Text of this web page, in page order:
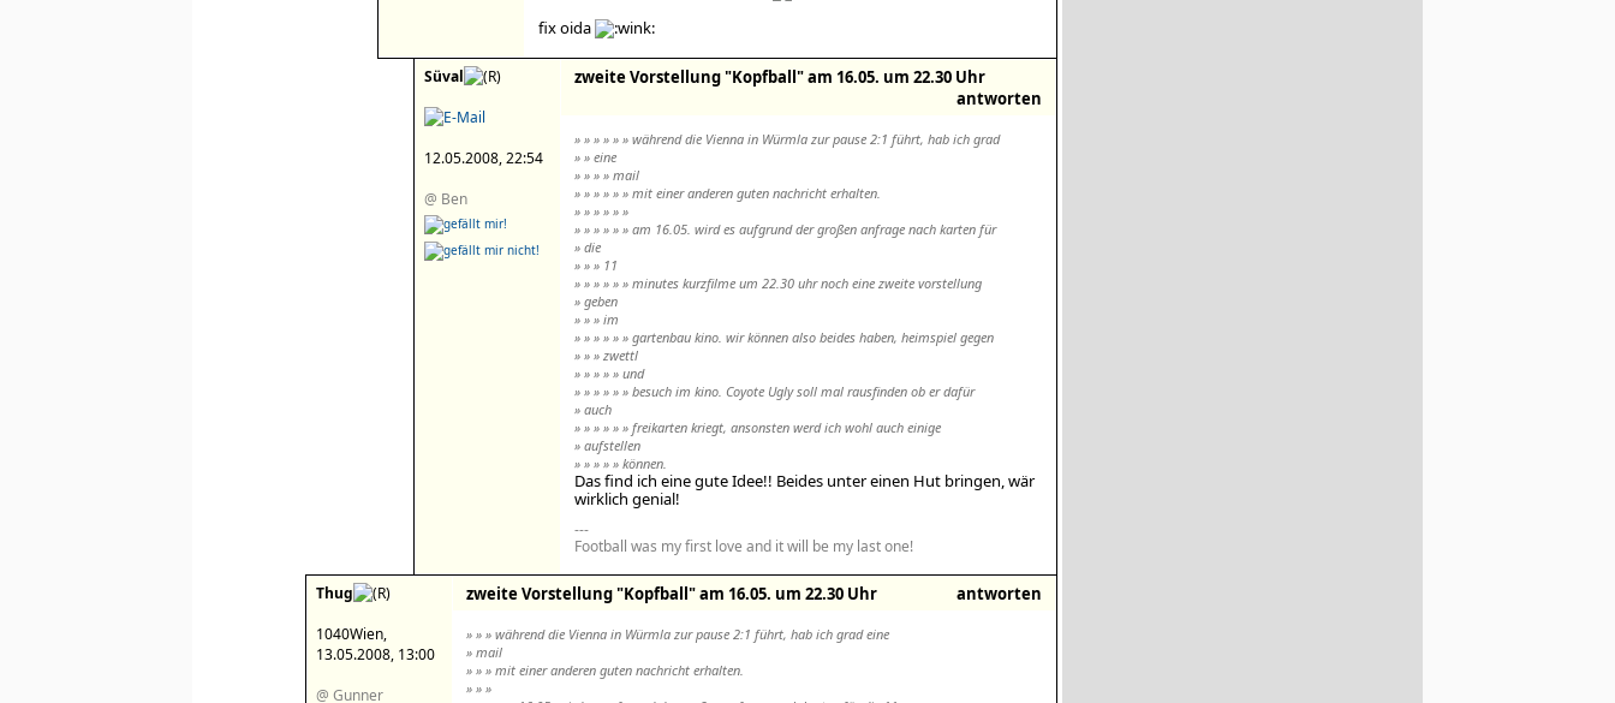
fix oida
Süval
12.05.2008, 22:54
@ Ben
zweite Vorstellung "Kopfball" am 16.05. um 22.30 Uhr
antworten
» » » » » » während die Vienna in Würmla zur pause 2:1 führt, hab ich grad
» » eine
» » » » mail
» » » » » » mit einer anderen guten nachricht erhalten.
» » » » » »
» » » » » » am 16.05. wird es aufgrund der großen anfrage nach karten für
» die
» » » 11
» » » » » » minutes kurzfilme um 22.30 uhr noch eine zweite vorstellung
» geben
» » » im
» » » » » » gartenbau kino. wir können also beides haben, heimspiel gegen
» » » zwettl
» » » » » und
» » » » » » besuch im kino. Coyote Ugly soll mal rausfinden ob er dafür
» auch
» » » » » » freikarten kriegt, ansonsten werd ich wohl auch einige
» aufstellen
» » » » » können.
Das find ich eine gute Idee!! Beides unter einen Hut bringen, wär
wirklich genial!
---
Football was my first love and it will be my last one!
Thug
1040Wien,
13.05.2008, 13:00
@ Gunner
zweite Vorstellung "Kopfball" am 16.05. um 22.30 Uhr antworten
» » » während die Vienna in Würmla zur pause 2:1 führt, hab ich grad eine
» mail
» » » mit einer anderen guten nachricht erhalten.
» » »